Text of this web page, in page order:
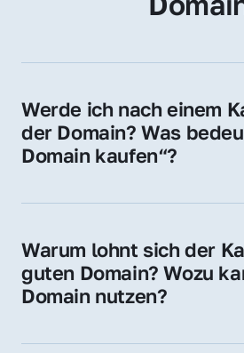
Werde ich nach einem
der Domain? Was
Domain kaufen“?
Sie erhalten alle Rechte zur
Domain.
Warum lohnt sich der
guten Domain? Wozu
Domain nutzen?